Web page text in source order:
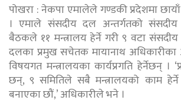
पोखरा : नेकपा एमालेले गण्डकी प्रदेशमा
। एमाले संसदीय दल अन्तर्गतको संसदीय
बैठकले ११ मन्त्रालय हेर्ने गरी ९ वटा
दलका प्रमुख सचेतक मायानाथ अधिकारीका
विषयगत मन्त्रालयका कार्यप्रगति हेर्नेछन् ।
छन्, ९ समितिले सबै मन्त्रालयको काम
बनाएका छौं,’ अधिकारीले भने ।